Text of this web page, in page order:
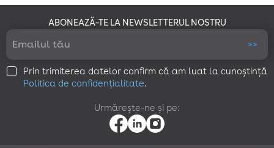
ABONEAZĂ-TE LA NEWSLETTERUL NOSTRU
>>
Prin trimiterea datelor confirm că am luat la cunoștință
Politica de confidențialitate.
Urmărește-ne și pe: